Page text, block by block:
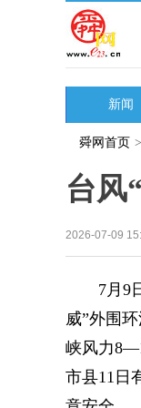
新闻
舜网首页 >
台风
2026-07-09
7月9日
威”外围
峡风力
市县11日